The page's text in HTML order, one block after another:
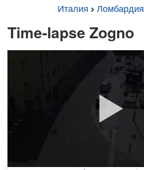
Италия Ломбардия
Time-lapse Zogno